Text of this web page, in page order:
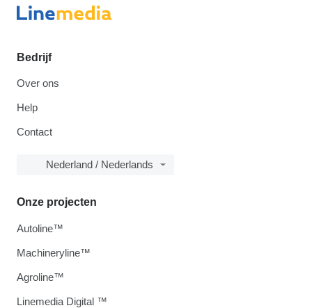
Bedrijf
Over ons
Help
Contact
Nederland / Nederlands
Onze projecten
Autoline™
Machineryline™
Agroline™
Linemedia Digital ™